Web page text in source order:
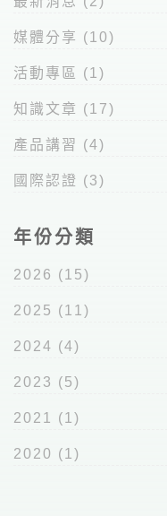
媒體分享 (10)
活動專區 (1)
知識文章 (17)
產品講習 (4)
國際認證 (3)
年份分類
2026 (15)
2025 (11)
2024 (4)
2023 (5)
2021 (1)
2020 (1)